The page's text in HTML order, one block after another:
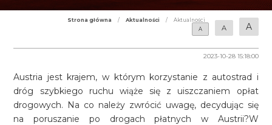
Strona główna / Aktualności /
Aktualności
A
A A
2023-10-28 15:18:00
Austria jest krajem, w którym korzystanie z autostrad i
dróg szybkiego ruchu wiąże się z uiszczaniem opłat
drogowych. Na co należy zwrócić uwagę, decydując się
na poruszanie po drogach płatnych w Austrii?W